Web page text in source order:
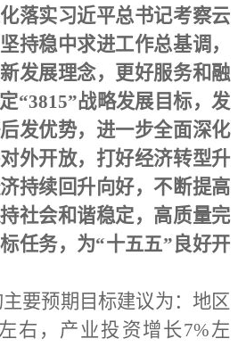
落实习近平总书记考察云
持稳中求进工作总基调，
发展理念，更好服务和融
“3815”战略发展目标，发
发优势，进一步全面深化
外开放，打好经济转型升
持续回升向好，不断提高
社会和谐稳定，高质量完
任务，为“十五五”良好开
要预期目标建议为：地区
右，产业投资增长7%左